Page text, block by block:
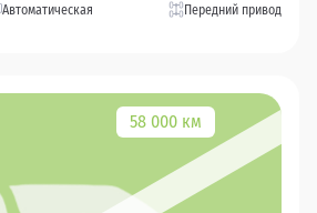
Автоматическая Передний привод
58 000 км